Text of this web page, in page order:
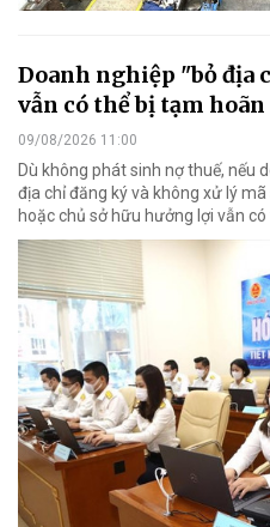
Doanh nghiệp "bỏ địa
vẫn có thể bị tạm
09/08/2026 11:00
Dù không phát sinh nợ thuế, nếu
địa chỉ đăng ký và không xử lý
hoặc chủ sở hữu hưởng lợi vẫn